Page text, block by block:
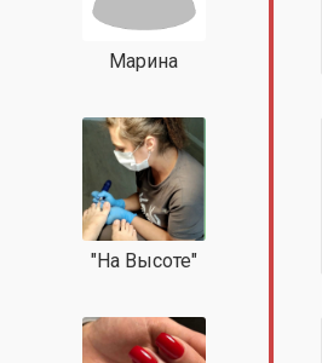
Марина
"На Высоте"